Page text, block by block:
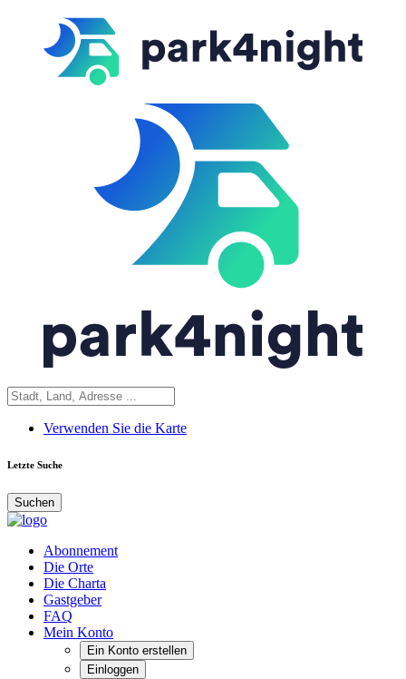
Verwenden Sie die Karte
Letzte Suche
Suchen
Abonnement
Die Orte
Die Charta
Gastgeber
FAQ
Mein Konto
Ein Konto erstellen
Einloggen